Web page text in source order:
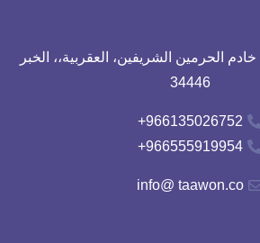
الحرمين الشريفين، العقربية،، الخبر
34446
966135026752+
966555919954+
info@ taawon.co